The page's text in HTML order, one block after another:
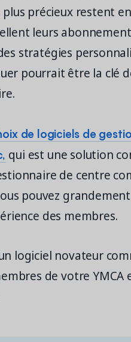
précieux restent
leurs
stratégies
pourrait être la clé
de logiciels de
qui est une solution
de centre
pouvez
des membres.
logiciel novateur
de votre YMCA